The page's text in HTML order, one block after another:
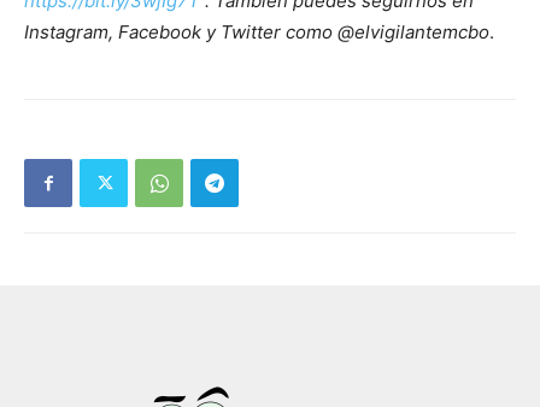
Instagram, Facebook y Twitter como @elvigilantemcbo.